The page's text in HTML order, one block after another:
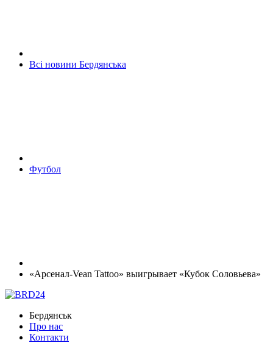
Всі новини Бердянська
Футбол
«Арсенал-Vean Tattoo» выигрывает «Кубок Соловьева»
Бердянськ
Про нас
Контакти